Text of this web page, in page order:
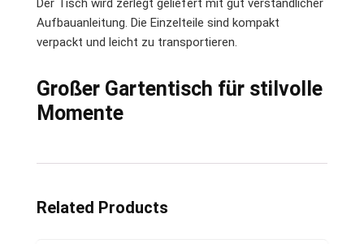
Aufbauanleitung. Die Einzelteile sind kompakt
verpackt und leicht zu transportieren.
Großer Gartentisch für stilvolle
Momente
Related Products